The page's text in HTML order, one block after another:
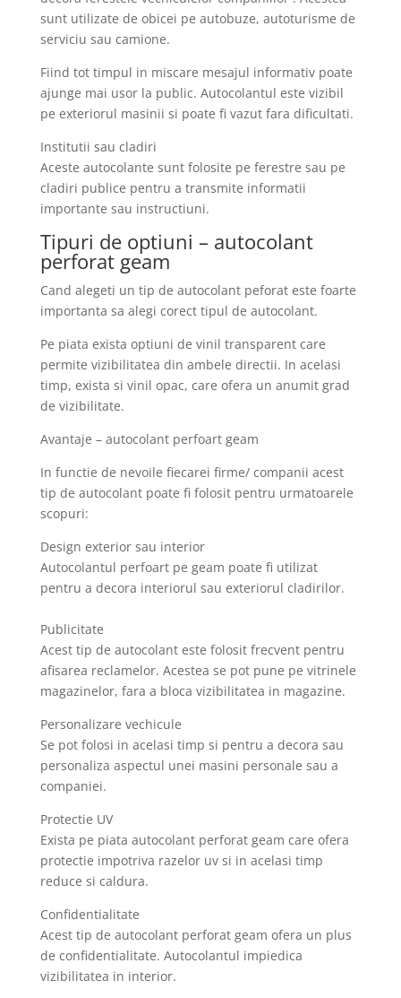
sunt utilizate de obicei pe autobuze, autoturisme de
serviciu sau camione.
Fiind tot timpul in miscare mesajul informativ poate
ajunge mai usor la public. Autocolantul este vizibil
pe exteriorul masinii si poate fi vazut fara dificultati.
Institutii sau cladiri
Aceste autocolante sunt folosite pe ferestre sau pe
cladiri publice pentru a transmite informatii
importante sau instructiuni.
Tipuri de optiuni – autocolant
perforat geam
Cand alegeti un tip de autocolant peforat este foarte
importanta sa alegi corect tipul de autocolant.
Pe piata exista optiuni de vinil transparent care
permite vizibilitatea din ambele directii. In acelasi
timp, exista si vinil opac, care ofera un anumit grad
de vizibilitate.
Avantaje – autocolant perfoart geam
In functie de nevoile fiecarei firme/ companii acest
tip de autocolant poate fi folosit pentru urmatoarele
scopuri:
Design exterior sau interior
Autocolantul perfoart pe geam poate fi utilizat
pentru a decora interiorul sau exteriorul cladirilor.
Publicitate
Acest tip de autocolant este folosit frecvent pentru
afisarea reclamelor. Acestea se pot pune pe vitrinele
magazinelor, fara a bloca vizibilitatea in magazine.
Personalizare vechicule
Se pot folosi in acelasi timp si pentru a decora sau
personaliza aspectul unei masini personale sau a
companiei.
Protectie UV
Exista pe piata autocolant perforat geam care ofera
protectie impotriva razelor uv si in acelasi timp
reduce si caldura.
Confidentialitate
Acest tip de autocolant perforat geam ofera un plus
de confidentialitate. Autocolantul impiedica
vizibilitatea in interior.